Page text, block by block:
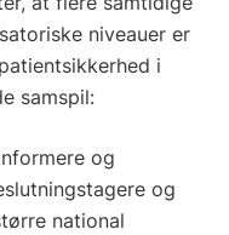
niveauer er
i
samspil:
og
og
national